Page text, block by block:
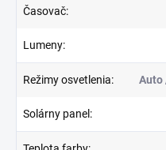
Časovač:
Lumeny:
Režimy osvetlenia: Auto
Solárny panel :